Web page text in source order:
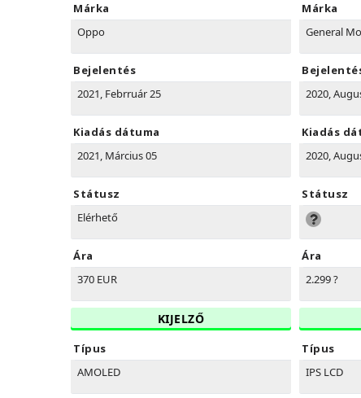
Márka
Oppo
Bejelentés
2021, Febrruár 25
Kiadás dátuma
2021, Március 05
Státusz
Elérhető
Ára
370 EUR
KIJELZŐ
Típus
AMOLED
Márka
General
2020,
Kiadás
2020,
Státusz
Ára
2.299 ?
Típus
IPS LCD